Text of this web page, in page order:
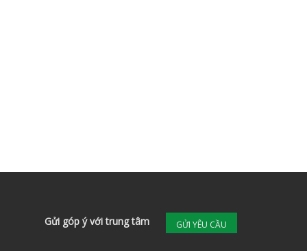
Gửi góp ý với trung tâm GỬI YÊU CẦU